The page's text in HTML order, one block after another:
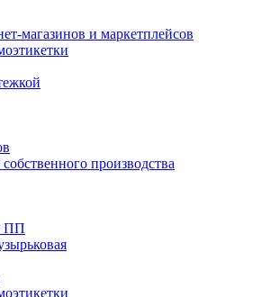
магазинов и маркетплейсов
производства
ПП